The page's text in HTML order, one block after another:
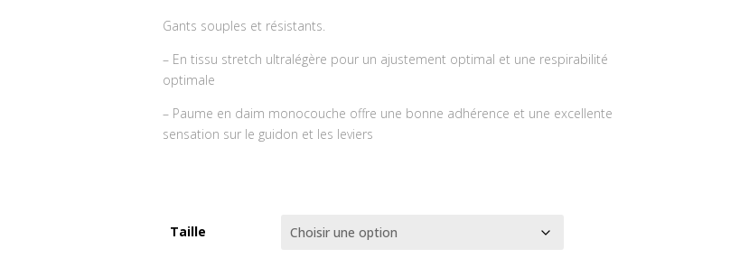
Gants souples et résistants.
– En tissu stretch ultralégère pour un ajustement optimal et une respirabilité
optimale
– Paume en daim monocouche offre une bonne adhérence et une excellente
sensation sur le guidon et les leviers
Taille